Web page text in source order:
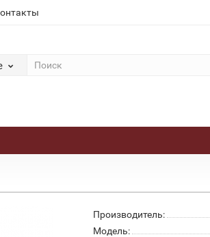
Производитель:
Модель: